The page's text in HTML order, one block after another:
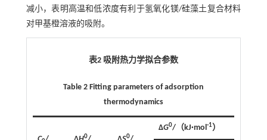
减小，表明高温和低浓度有利于氢氧化镁/硅藻土复合材料
对甲基橙溶液的吸附。
表2 吸附热力学拟合参数
Table 2 Fitting parameters of adsorption
thermodynamics
0 0
ΔG0/（kJ·mol-1）